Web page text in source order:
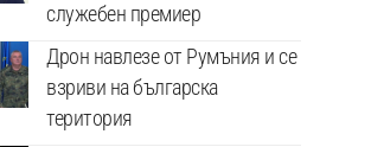
служебен премиер
Дрон навлезе от Румъния и се
взриви на българска
територия